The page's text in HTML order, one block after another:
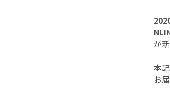
が
本
お